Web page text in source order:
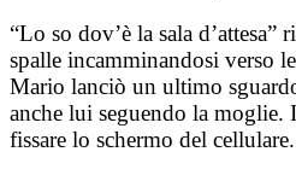
“Lo so dov’è la sala d’attesa”
spalle incamminandosi verso
Mario lanciò un ultimo
anche lui seguendo la moglie.
fissare lo schermo del cellulare.